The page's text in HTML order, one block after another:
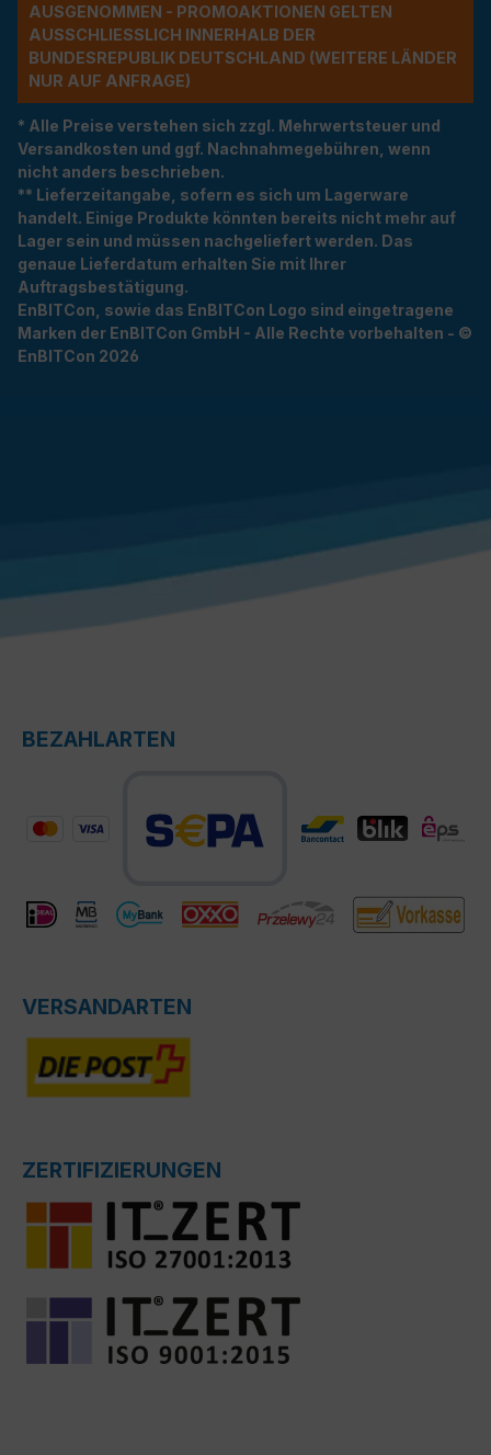
USGENOMMEN - PROMOAKTIONEN GELTEN A
USSCHLIESSLICH INNERHALB DER BU
NDESREPUBLIK DEUTSCHLAND (WEITERE LÄNDER NU
R AUF ANFRAGE)
* Alle Preise verstehen sich zzgl. Mehrwertsteuer und
Versandkosten und ggf. Nachnahmegebühren, wenn
nicht anders beschrieben.
** Lieferzeitangabe, sofern es sich um Lagerware
handelt. Einige Produkte könnten bereits nicht mehr auf
Lager sein und müssen nachgeliefert werden. Das
genaue Lieferdatum erhalten Sie mit Ihrer
Auftragsbestätigung.
EnBITCon, sowie das EnBITCon Logo sind eingetragene
Marken der EnBITCon GmbH - Alle Rechte vorbehalten - ©
EnBITCon 2026
BEZAHLARTEN
VERSANDARTEN
ZERTIFIZIERUNGEN